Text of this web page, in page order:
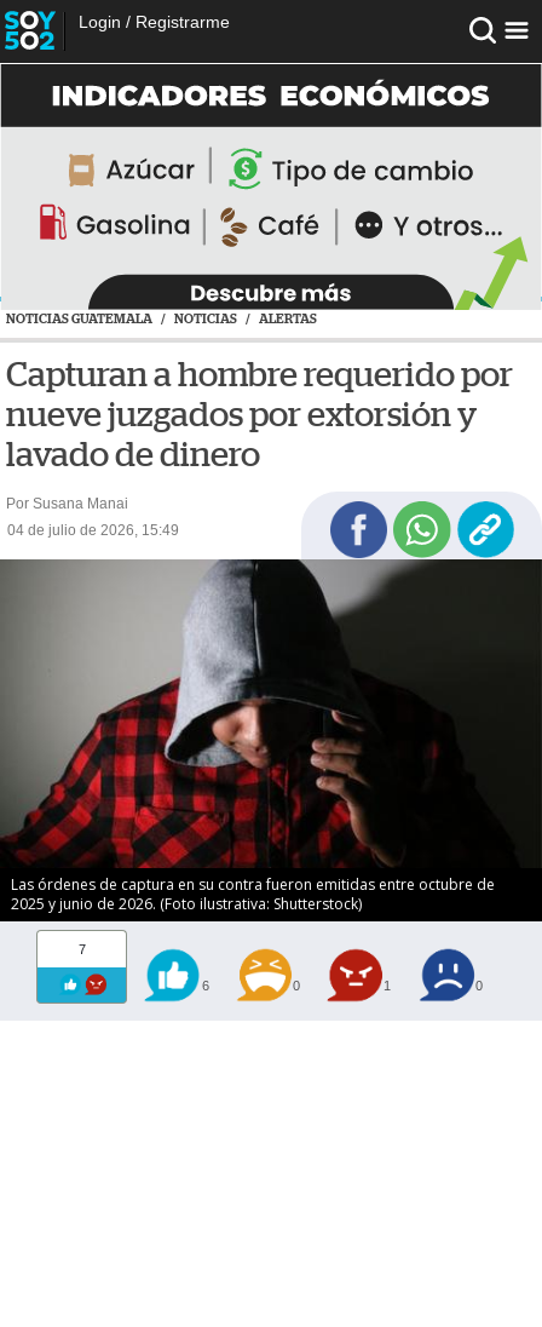
Login / Registrarme
NOTICIAS GUATEMALA / NOTICIAS / ALERTAS
Capturan a hombre requerido por
nueve juzgados por extorsión y
lavado de dinero
Por Susana Manai
04 de julio de 2026, 15:49
Las órdenes de captura en su contra fueron emitidas entre octubre de
2025 y junio de 2026. (Foto ilustrativa: Shutterstock)
7
6 0 1 0